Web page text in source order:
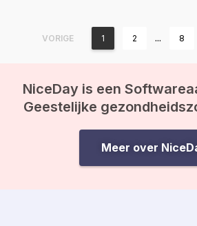
VORIGE 1 2 … 8
NiceDay is een
Geestelijke
Meer over